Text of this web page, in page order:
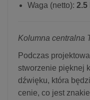
Waga (netto): 2.5
Kolumna centralna
Podczas
stworzenie pięknej
dźwięku, która
cenie, co jest